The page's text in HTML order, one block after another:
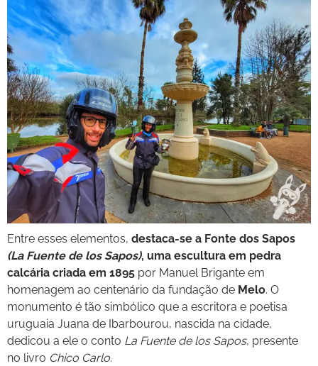
Entre esses elementos, destaca-se a Fonte dos Sapos
(La Fuente de los Sapos), uma escultura em pedra
calcária criada em 1895 por Manuel Brigante em
homenagem ao centenário da fundação de Melo. O
monumento é tão simbólico que a escritora e poetisa
uruguaia Juana de Ibarbourou, nascida na cidade,
dedicou a ele o conto La Fuente de los Sapos, presente
no livro Chico Carlo.